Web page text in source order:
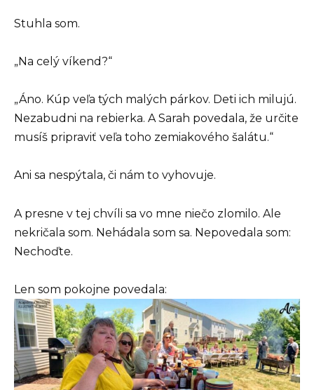
Stuhla som.
„Na celý víkend?“
„Áno. Kúp veľa tých malých párkov. Deti ich milujú.
Nezabudni na rebierka. A Sarah povedala, že určite
musíš pripraviť veľa toho zemiakového šalátu.“
Ani sa nespýtala, či nám to vyhovuje.
A presne v tej chvíli sa vo mne niečo zlomilo. Ale
nekričala som. Nehádala som sa. Nepovedala som:
Nechoďte.
Len som pokojne povedala: